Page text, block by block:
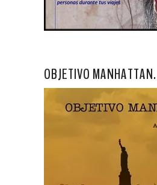
OBJETIVO